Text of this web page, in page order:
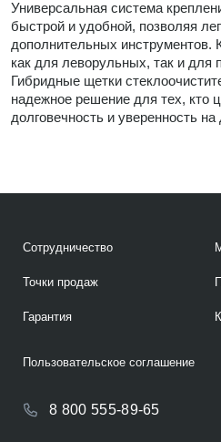
Универсальная система
быстрой и удобной, позволяя
дополнительных инструментов.
как для леворульных, так и для
Гибридные щетки
надежное решение для тех, кто
долговечность и уверенность
Сотрудничество
Точки продаж
Гарантия
8 800 555-89-65
Пользовательское соглашение